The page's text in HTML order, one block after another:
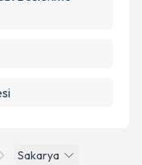
Sakarya